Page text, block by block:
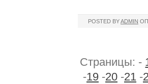
POSTED BYADMIN
Страницы: -
-19 -20 -21 -